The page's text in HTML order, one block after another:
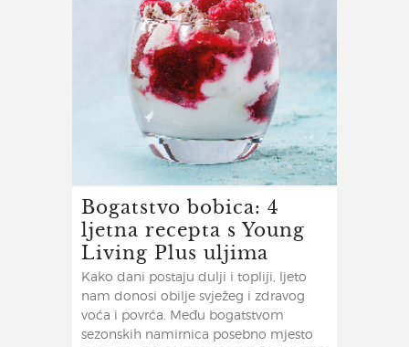
Bogatstvo bobica: 4
ljetna recepta s Young
Living Plus uljima
Kako dani postaju dulji i topliji, ljeto
nam donosi obilje svježeg i zdravog
voća i povrća. Među bogatstvom
sezonskih namirnica posebno mjesto